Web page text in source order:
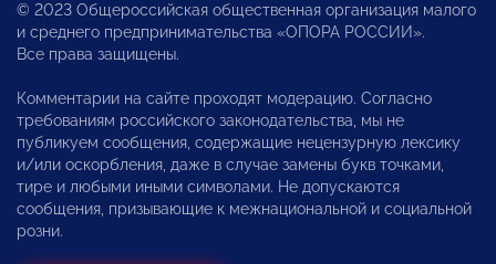
© 2023 Общероссийская общественная организация малого
и среднего предпринимательства «ОПОРА РОССИИ».
Все права защищены.
Комментарии на сайте проходят модерацию. Согласно
требованиям российского законодательства, мы не
публикуем сообщения, содержащие нецензурную лексику
и/или оскорбления, даже в случае замены букв точками,
тире и любыми иными символами. Не допускаются
сообщения, призывающие к межнациональной и социальной
розни.